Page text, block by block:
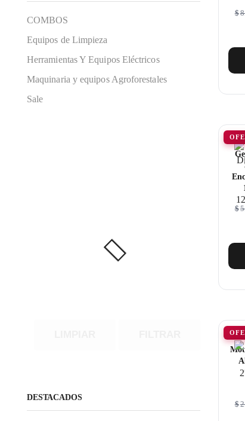
$
$
$
COMBOS
Equipos de Limpieza
Herramientas Y Equipos Eléctricos
Maquinaria y equipos Agroforestales
Sale
DESTACADOS